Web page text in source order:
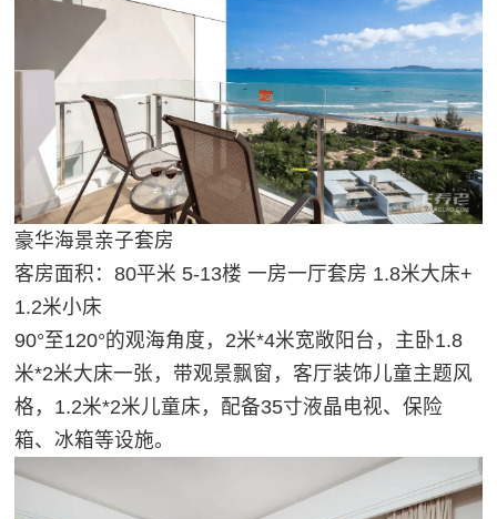
豪华海景亲子套房
客房面积：80平米 5-13楼 一房一厅套房 1.8米大床+
1.2米小床
90°至120°的观海角度，2米*4米宽敞阳台，主卧1.8
米*2米大床一张，带观景飘窗，客厅装饰儿童主题风
格，1.2米*2米儿童床，配备35寸液晶电视、保险
箱、冰箱等设施。